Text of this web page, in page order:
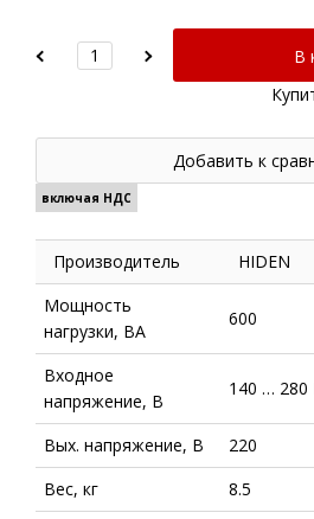
В
Добавить к
включая НДС
Производитель
HIDEN
Мощность
нагрузки, ВА
600
Входное
напряжение, В
140 … 280
Вых. напряжение, В
220
Вес, кг
8.5